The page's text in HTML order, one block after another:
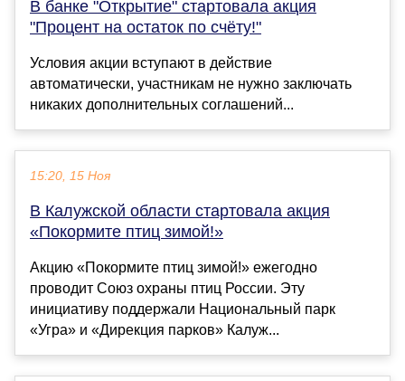
В банке "Открытие" стартовала акция
"Процент на остаток по счёту!"
Условия акции вступают в действие
автоматически, участникам не нужно заключать
никаких дополнительных соглашений...
15:20, 15 Ноя
В Калужской области стартовала акция
«Покормите птиц зимой!»
Акцию «Покормите птиц зимой!» ежегодно
проводит Союз охраны птиц России. Эту
инициативу поддержали Национальный парк
«Угра» и «Дирекция парков» Калуж...